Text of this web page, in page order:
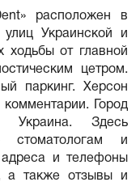
расположен в
Украинской и
ходьбы от главной
цетром.
паркинг. Херсон
комментарии. Город
Украина. Здесь
стоматологам и
и телефоны
а также отзывы и